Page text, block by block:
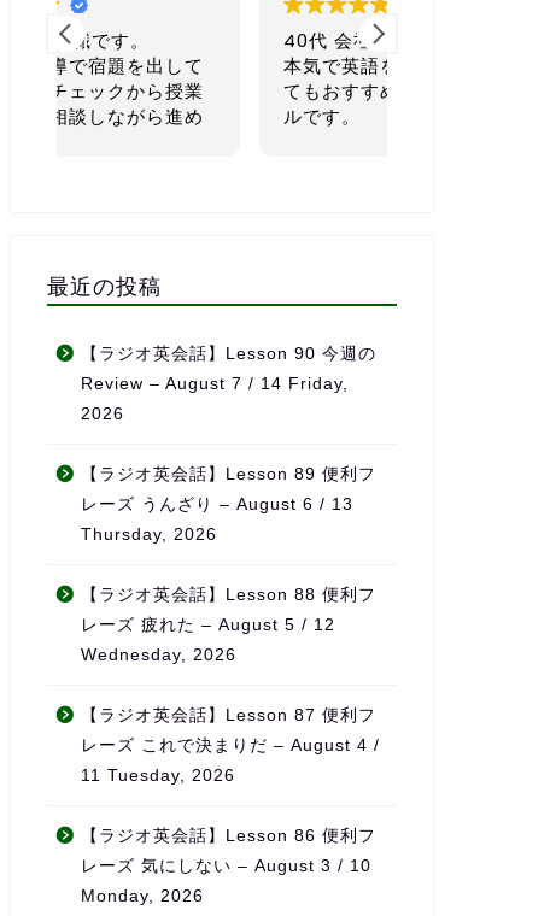
40代 会社経営者です。
本気で英語を学びたい方にと
てもおすすめの英会話スクー
ルです。
る」「少しチャレンジング」
無理なく続けられ、自然とモ
チベーションの維持につなが
っています。
なく、学習の進み具合や弱点
をしっかり見て内容を調整し
てくれるため、「ちゃんと見
てもらえている」という安心
料金も他の英会話スクールと
比べてかなり良心的で、内容
ます。
何より、先生の生徒に対する
「この先生のもとでなら頑張
れる」と思える環境です。本
気で英語力を伸ばしたい方に
は、心からおすすめしたいス
最近の投稿
【ラジオ英会話】Lesson 90 今週の
Review – August 7 / 14 Friday,
2026
【ラジオ英会話】Lesson 89 便利フ
レーズ うんざり – August 6 / 13
Thursday, 2026
【ラジオ英会話】Lesson 88 便利フ
レーズ 疲れた – August 5 / 12
Wednesday, 2026
【ラジオ英会話】Lesson 87 便利フ
レーズ これで決まりだ – August 4 /
11 Tuesday, 2026
【ラジオ英会話】Lesson 86 便利フ
レーズ 気にしない – August 3 / 10
Monday, 2026